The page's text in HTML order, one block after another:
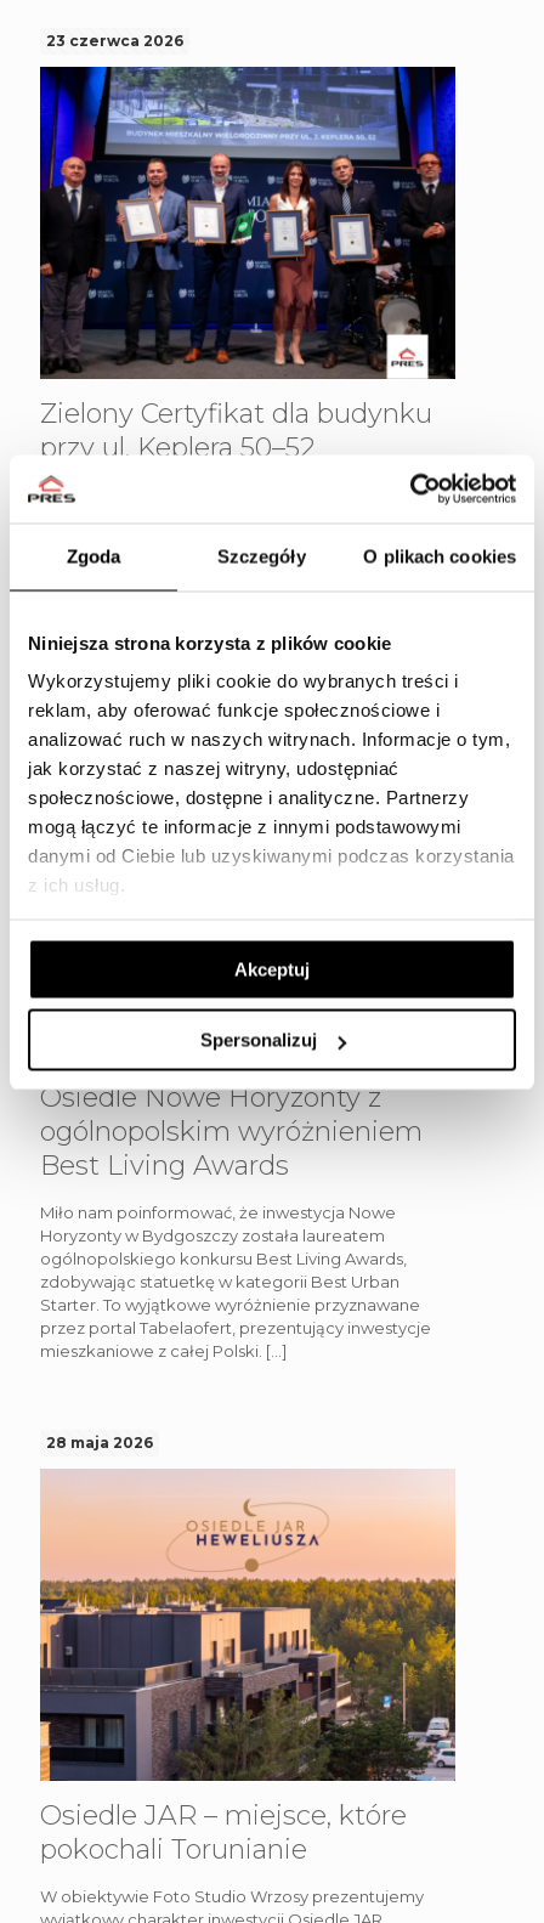
Zgoda Szczegóły O plikach cookies
Niniejsza strona korzysta z plików cookie
Wykorzystujemy pliki cookie do wybranych treści i
reklam, aby oferować funkcje społecznościowe i
analizować ruch w naszych witrynach. Informacje o tym,
jak korzystać z naszej witryny, udostępniać
społecznościowe, dostępne i analityczne. Partnerzy
mogą łączyć te informacje z innymi podstawowymi
danymi od Ciebie lub uzyskiwanymi podczas korzystania
z ich usług.
Akceptuj
Spersonalizuj
23 czerwca 2026
Zielony Certyfikat dla budynku
przy ul. Keplera 50–52
Budynek przy ul. Jana Keplera 50–52 został
budownictwo może skutecznie łączyć komfort
mieszkańców z rozwiązaniami wspierającymi
panele fotowoltaiczne, system wykorzystania
2 czerwca 2026
Osiedle Nowe Horyzonty z
ogólnopolskim wyróżnieniem
Best Living Awards
Miło nam poinformować, że inwestycja Nowe
Horyzonty w Bydgoszczy została laureatem
ogólnopolskiego konkursu Best Living Awards,
zdobywając statuetkę w kategorii Best Urban
Starter. To wyjątkowe wyróżnienie przyznawane
przez portal Tabelaofert, prezentujący inwestycje
mieszkaniowe z całej Polski. […]
28 maja 2026
Osiedle JAR – miejsce, które
pokochali Torunianie
W obiektywie Foto Studio Wrzosy prezentujemy